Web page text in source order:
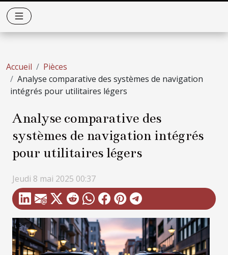
Accueil
Pièces
Analyse comparative des systèmes de navigation
intégrés pour utilitaires légers
Analyse comparative des
systèmes de navigation intégrés
pour utilitaires légers
Jeudi 8 mai 2025 00:37